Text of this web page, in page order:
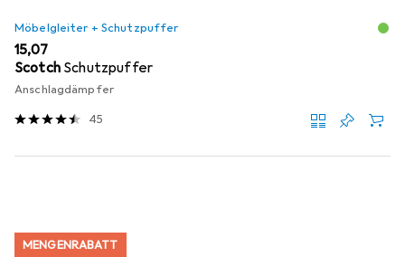
Möbelgleiter + Schutzpuffer
EUR
15,07
Scotch Schutzpuffer
Anschlagdämpfer
45
MENGENRABATT